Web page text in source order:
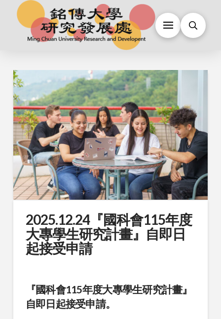
2025.12.24『國科會115年度
大專學生研究計畫』自即日
起接受申請
『國科會115年度大專學生研究計畫』
自即日起接受申請。